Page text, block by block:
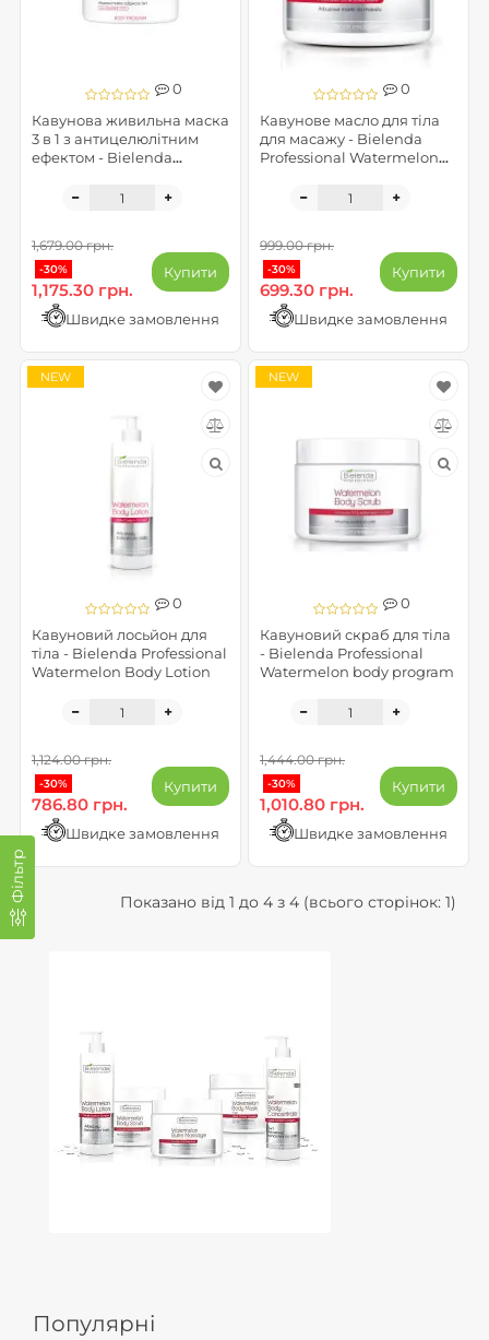
Фільтр
0
Кавунова живильна маска
3 в 1 з антицелюлітним
ефектом - Bielenda
body program
1,679.00 грн.
-30%
1,175.30 грн.
Купити
Швидке замовлення
0
Кавунове масло для тіла
для масажу - Bielenda
Professional Watermelon
999.00 грн.
-30%
699.30 грн.
Купити
Швидке замовлення
0
Кавуновий лосьйон для
тіла - Bielenda Professional
Watermelon Body Lotion
NEW
1,124.00 грн.
-30%
786.80 грн.
Купити
Швидке замовлення
0
Кавуновий скраб для тіла
- Bielenda Professional
Watermelon body program
NEW
1,444.00 грн.
-30%
1,010.80 грн.
Купити
Швидке замовлення
Показано від 1 до 4 з 4 (всього сторінок: 1)
Популярні